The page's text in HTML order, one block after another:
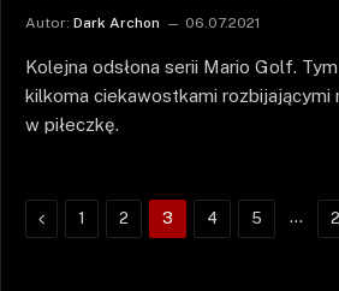
Autor: Dark Archon 06.07.2021
Kolejna odsłona serii Mario Golf.
kilkoma ciekawostkami rozbijającymi
w piłeczkę.
Poprzednie
1 2 3 4 5 …